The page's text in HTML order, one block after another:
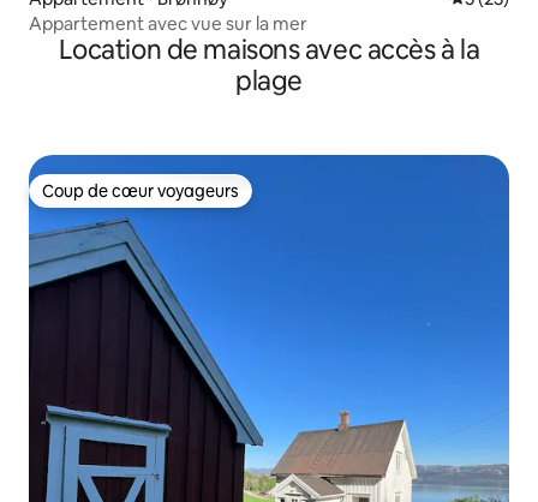
Appartement avec vue sur la mer
Location de maisons avec accès à la
plage
Coup de cœur voyageurs
Coup de cœur voyageurs